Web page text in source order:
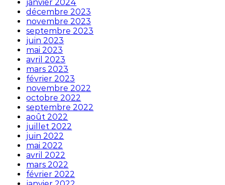
janvier 2024
décembre 2023
novembre 2023
septembre 2023
juin 2023
mai 2023
avril 2023
mars 2023
février 2023
novembre 2022
octobre 2022
septembre 2022
août 2022
juillet 2022
juin 2022
mai 2022
avril 2022
mars 2022
février 2022